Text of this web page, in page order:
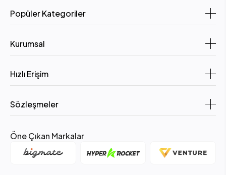
Popüler Kategoriler
Kurumsal
Hızlı Erişim
Sözleşmeler
Öne Çıkan Markalar